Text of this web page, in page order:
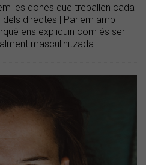
les dones que treballen cada
directes | Parlem amb
ens expliquin com és ser
masculinitzada